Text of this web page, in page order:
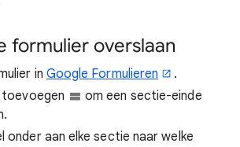
formulier overslaan
in Google Formulieren
.
om een sectie-einde
onder aan elke sectie naar welke